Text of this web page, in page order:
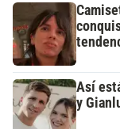
Así
y